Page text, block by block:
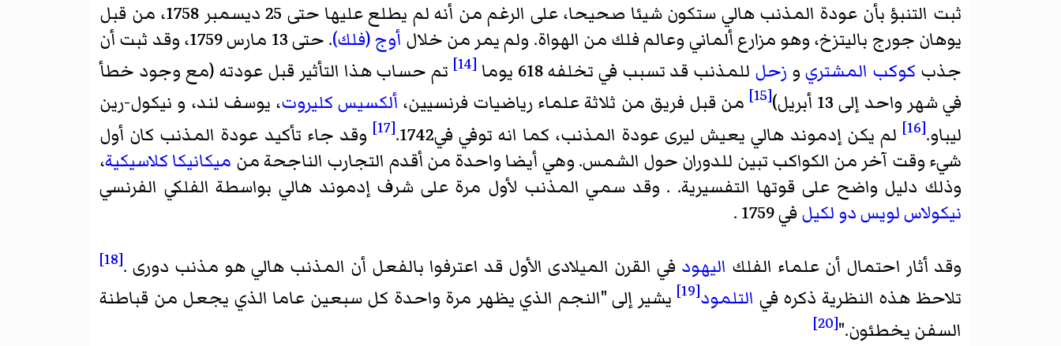
ثبت التنبؤ بأن عودة المذنب هالي ستكون شيئا صحيحا، على الرغم من أنه لم يطلع عليها حتى 25 ديسمبر 1758، من قبل
يوهان جورج باليتزخ، وهو مزارع ألماني وعالم فلك من الهواة. ولم يمر من خلال أوج (فلك)
. حتى 13 مارس 1759، وقد ثبت أن
جذب كوكب المشتريو زحل للمذنب قد تسبب في تخلفه 618 يوما [14]
تم حساب هذا التأثير قبل عودته (مع وجود خطأ
في شهر واحد إلى 13 أبريل)
[15] من قبل فريق من ثلاثة علماء رياضيات فرنسيين، ألكسيس كليروت، يوسف لند، و نيكول-رين
ليباو.
[16] لم يكن إدموند هالي يعيش ليرى عودة المذنب، كما انه توفي في1742. [17]
وقد جاء تأكيد عودة المذنب كان أول
شيء وقت آخر من الكواكب تبين للدوران حول الشمس. وهي أيضا واحدة من أقدم التجارب الناجحة من ميكانيكا كلاسيكية،
وذلك دليل واضح على قوتها التفسيرية. . وقد سمي المذنب لأول مرة على شرف إدموند هالي بواسطة الفلكي الفرنسي
نيكولاس لويس دو لكيل في 1759 .
وقد أثار احتمال أن علماء الفلك اليهود في القرن الميلادى الأول قد اعترفوا بالفعل أن المذنب هالي هو مذنب دورى .[18]
تلاحظ هذه النظرية ذكره في التلمود[19]
يشير إلى "النجم الذي يظهر مرة واحدة كل سبعين عاما الذي يجعل من قباطنة
السفن يخطئون."[20]